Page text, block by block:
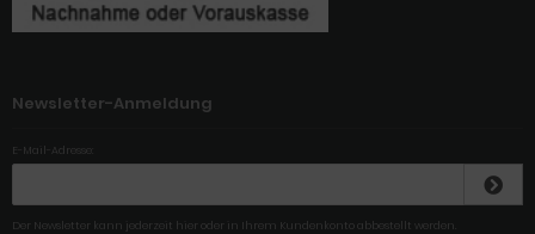
Newsletter-Anmeldung
E-Mail-Adresse:
Der Newsletter kann jederzeit hier oder in Ihrem Kundenkonto abbestellt werden.